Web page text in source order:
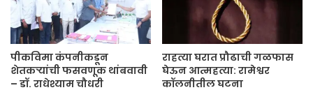
पीकविमा कंपनीकडून
शेतकऱ्यांची फसवणूक थांबवावी
– डॉ. राधेश्याम चौधरी
राहत्या घरात प्रौढाची गळफास
घेऊन आत्महत्या: रामेश्वर
कॉलनीतील घटना